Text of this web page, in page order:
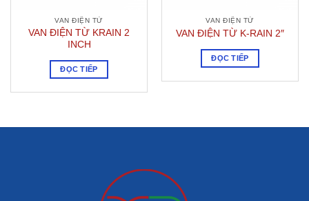
VAN ĐIỆN TỬ
VAN ĐIỆN TỪ KRAIN 2
INCH
ĐỌC TIẾP
VAN ĐIỆN TỬ
VAN ĐIỆN TỪ K-RAIN 2″
ĐỌC TIẾP